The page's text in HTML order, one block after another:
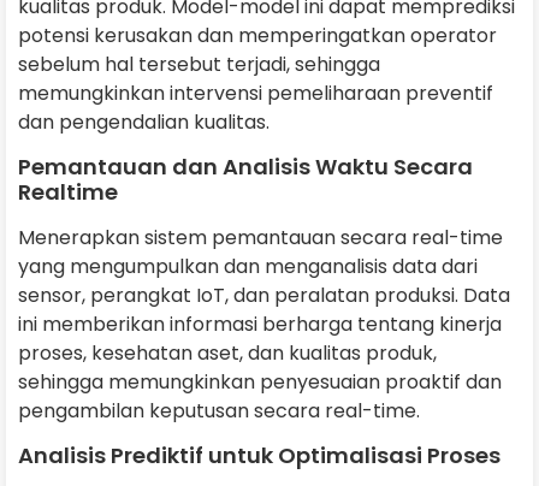
kualitas produk. Model-model ini dapat memprediksi
potensi kerusakan dan memperingatkan operator
sebelum hal tersebut terjadi, sehingga
memungkinkan intervensi pemeliharaan preventif
dan pengendalian kualitas.
Pemantauan dan Analisis Waktu Secara
Realtime
Menerapkan sistem pemantauan secara real-time
yang mengumpulkan dan menganalisis data dari
sensor, perangkat IoT, dan peralatan produksi. Data
ini memberikan informasi berharga tentang kinerja
proses, kesehatan aset, dan kualitas produk,
sehingga memungkinkan penyesuaian proaktif dan
pengambilan keputusan secara real-time.
Analisis Prediktif untuk Optimalisasi Proses